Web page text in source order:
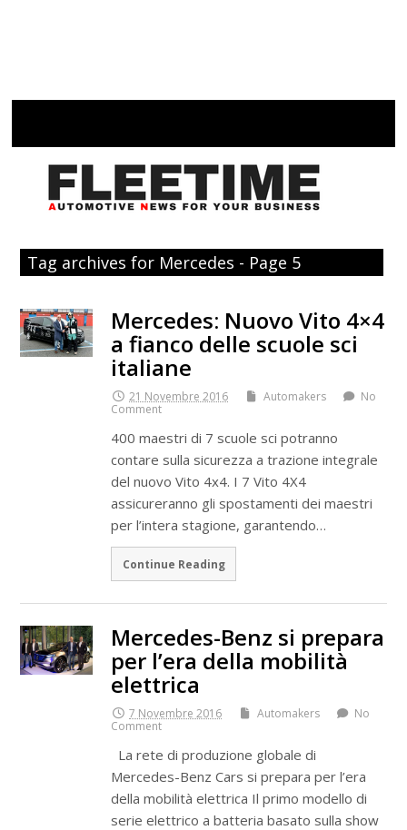
Tag archives for Mercedes - Page 5
Mercedes: Nuovo Vito 4×4
a fianco delle scuole sci
italiane
21 Novembre 2016 Automakers
No
Comment
400 maestri di 7 scuole sci potranno
contare sulla sicurezza a trazione integrale
del nuovo Vito 4x4. I 7 Vito 4X4
assicureranno gli spostamenti dei maestri
per l’intera stagione, garantendo…
Continue Reading
Mercedes-Benz si prepara
per l’era della mobilità
elettrica
7 Novembre 2016 Automakers
No
Comment
La rete di produzione globale di
Mercedes-Benz Cars si prepara per l’era
della mobilità elettrica Il primo modello di
serie elettrico a batteria basato sulla show